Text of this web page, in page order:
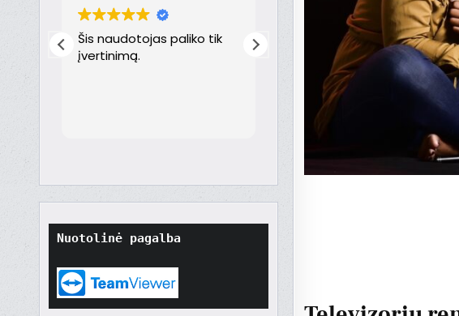
Šis naudotojas paliko tik
įvertinimą.
Nuotolinė pagalba